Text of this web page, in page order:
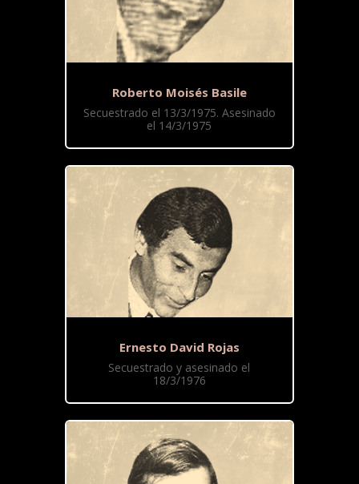
Roberto Moisés Basile
Secuestrado el 13/3/1975. Asesinado
el 14/3/1975
Ernesto David Rojas
Secuestrado y asesinado el
18/3/1976